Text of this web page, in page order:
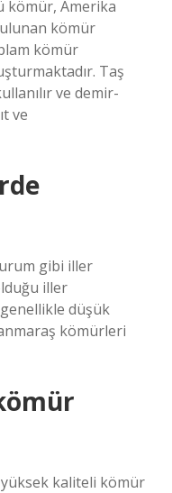
kömür, Amerika
kömür
kömür
Taş
ve demir-
ve
gibi iller
iller
düşük
kömürleri
kaliteli kömür